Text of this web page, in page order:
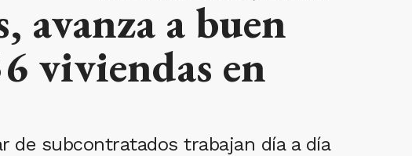
avanza a buen
viviendas en
de subcontratados trabajan día a día